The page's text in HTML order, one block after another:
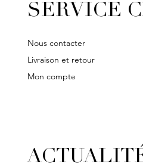
SERVICE
Nous contacter
Livraison et retour
Mon compte